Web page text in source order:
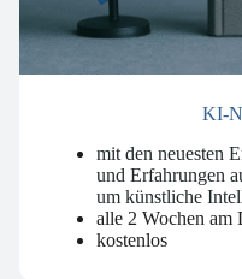
mit den neuesten
und Erfahrungen
um künstliche
alle 2 Wochen am